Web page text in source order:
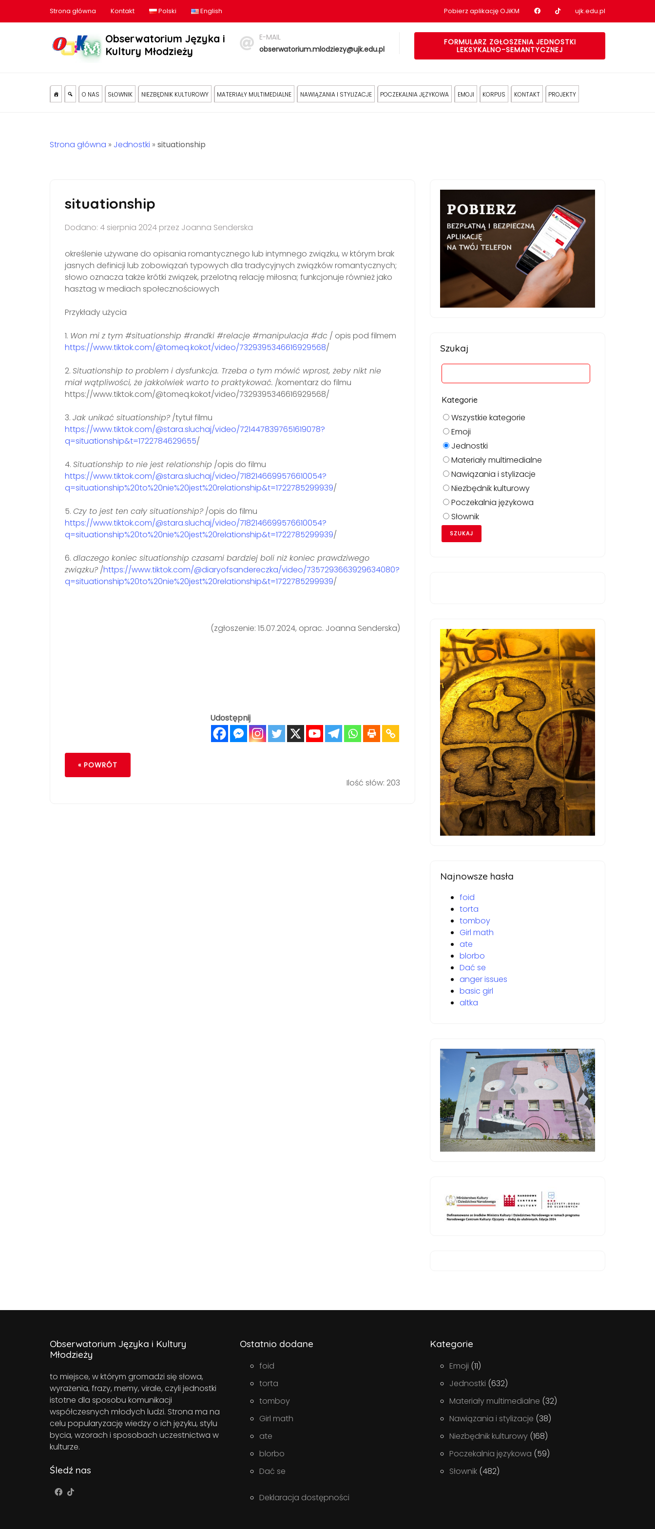
Strona główna Kontakt Polski English Pobierz aplikację OJiKM Nasz profil na Facebook
Nasz profil na tiktok
ujk.edu.pl
Obserwatorium Języka i
Kultury Młodzieży
E-MAIL
obserwatorium.mlodziezy@ujk.edu.pl
FORMULARZ ZGŁOSZENIA JEDNOSTKI
LEKSYKALNO-SEMANTYCZNEJ
O NAS SŁOWNIK NIEZBĘDNIK KULTUROWY MATERIAŁY MULTIMEDIALNE NAWIĄZANIA I STYLIZACJE POCZEKALNIA JĘZYKOWA EMOJI KORPUS KONTAKT PROJEKTY
Strona główna » Jednostki » situationship
situationship
Dodano: 4 sierpnia 2024 przez Joanna Senderska
określenie używane do opisania romantycznego lub intymnego związku, w którym brak
jasnych definicji lub zobowiązań typowych dla tradycyjnych związków romantycznych;
słowo oznacza także krótki związek, przelotną relację miłosna; funkcjonuje również jako
hasztag w mediach społecznościowych
Przykłady użycia
1. Won mi z tym #situationship #randki #relacje #manipulacja #dc / opis pod filmem
https://www.tiktok.com/@tomeq.kokot/video/7329395346616929568/
2. Situationship to problem i dysfunkcja. Trzeba o tym mówić wprost, żeby nikt nie
miał wątpliwości, że jakkolwiek warto to praktykować. /komentarz do filmu
https://www.tiktok.com/@tomeq.kokot/video/7329395346616929568/
3. Jak unikać situationship? /tytuł filmu
https://www.tiktok.com/@stara.sluchaj/video/7214478397651619078?
q=situationship&t=1722784629655/
4. Situationship to nie jest relationship /opis do filmu
https://www.tiktok.com/@stara.sluchaj/video/7182146699576610054?
q=situationship%20to%20nie%20jest%20relationship&t=1722785299939/
5. Czy to jest ten cały situationship? /opis do filmu
https://www.tiktok.com/@stara.sluchaj/video/7182146699576610054?
q=situationship%20to%20nie%20jest%20relationship&t=1722785299939/
6. dlaczego koniec situationship czasami bardziej boli niż koniec prawdziwego
związku? /https://www.tiktok.com/@diaryofsandereczka/video/7357293663929634080?
q=situationship%20to%20nie%20jest%20relationship&t=1722785299939/
(zgłoszenie: 15.07.2024, oprac. Joanna Senderska)
Udostępnij
« POWRÓT
Ilość słów: 203
Szukaj
Kategorie
Wszystkie kategorie
Emoji
Jednostki
Materiały multimedialne
Nawiązania i stylizacje
Niezbędnik kulturowy
Poczekalnia językowa
Słownik
Najnowsze hasła
foid
torta
tomboy
Girl math
ate
blorbo
Dać se
anger issues
basic girl
altka
Obserwatorium Języka i Kultury
Młodzieży
to miejsce, w którym gromadzi się słowa,
wyrażenia, frazy, memy, virale, czyli jednostki
istotne dla sposobu komunikacji
współczesnych młodych ludzi. Strona ma na
celu popularyzację wiedzy o ich języku, stylu
bycia, wzorach i sposobach uczestnictwa w
kulturze.
Śledź nas
Ostatnio dodane
foid
torta
tomboy
Girl math
ate
blorbo
Dać se
Deklaracja dostępności
Kategorie
Emoji (11)
Jednostki (632)
Materiały multimedialne (32)
Nawiązania i stylizacje (38)
Niezbędnik kulturowy (168)
Poczekalnia językowa (59)
Słownik (482)